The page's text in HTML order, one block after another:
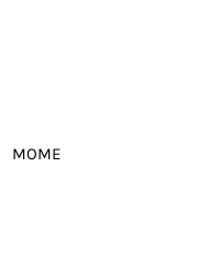
MOME